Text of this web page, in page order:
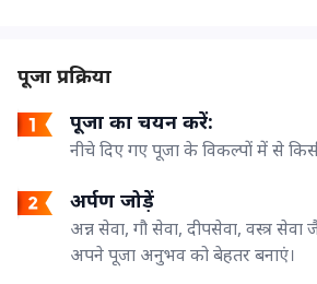
पूजा प्रक्रिया
पूजा का चयन करें:
नीचे दिए गए पूजा के विकल्पों में से
अर्पण जोड़ें
अन्न सेवा, गौ सेवा, दीपसेवा, वस्त्र
अपने पूजा अनुभव को बेहतर बनाएं।